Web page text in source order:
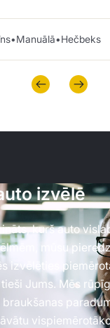
•Manuālā•Hečbeks
izvēlē
kurš auto
mūsu
izvēlēties
Jums. Mēs